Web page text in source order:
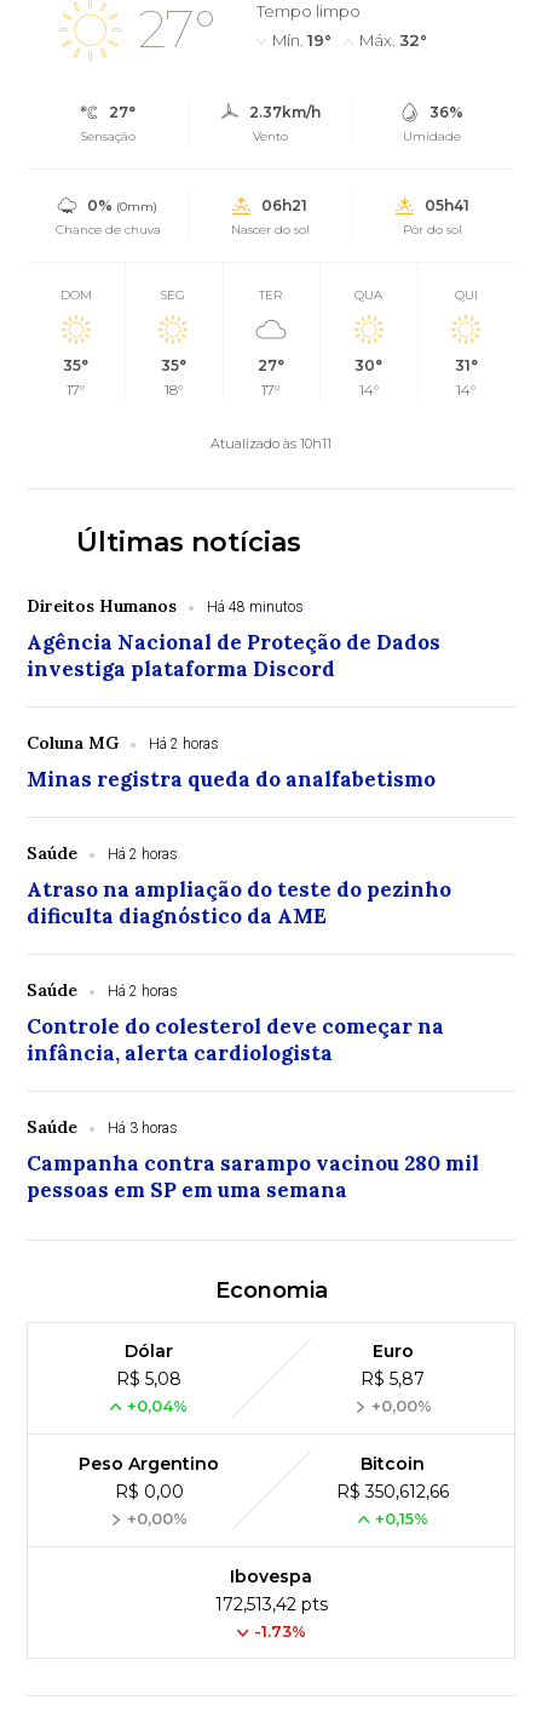
27°
Tempo limpo
Mín. 19° Máx. 32°
27°
Sensação
2.37km/h
Vento
36%
Umidade
0% (0mm)
Chance de chuva
06h21
Nascer do sol
05h41
Pôr do sol
DOM
35°
17°
SEG
35°
18°
TER
27°
17°
QUA
30°
14°
QUI
31°
14°
Atualizado às 10h11
Últimas notícias
Direitos Humanos Há 48 minutos
Agência Nacional de Proteção de Dados
investiga plataforma Discord
Coluna MG Há 2 horas
Minas registra queda do analfabetismo
Saúde Há 2 horas
Atraso na ampliação do teste do pezinho
dificulta diagnóstico da AME
Saúde Há 2 horas
Controle do colesterol deve começar na
infância, alerta cardiologista
Saúde Há 3 horas
Campanha contra sarampo vacinou 280 mil
pessoas em SP em uma semana
Economia
Dólar
R$ 5,08
+0,04%
Euro
R$ 5,87
+0,00%
Peso Argentino
R$ 0,00
+0,00%
Bitcoin
R$ 350,612,66
+0,15%
Ibovespa
172,513,42 pts
-1.73%